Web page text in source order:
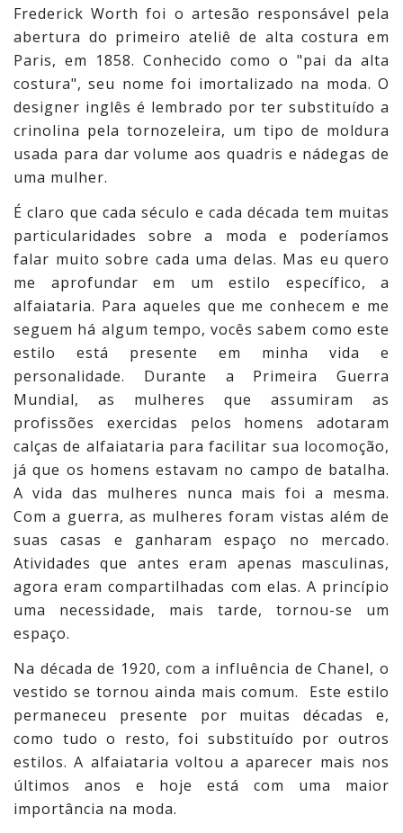
Frederick Worth foi o artesão responsável pela
abertura do primeiro ateliê de alta costura em
Paris, em 1858. Conhecido como o "pai da alta
costura", seu nome foi imortalizado na moda. O
designer inglês é lembrado por ter substituído a
crinolina pela tornozeleira, um tipo de moldura
usada para dar volume aos quadris e nádegas de
uma mulher.
É claro que cada século e cada década tem muitas
particularidades sobre a moda e poderíamos
falar muito sobre cada uma delas. Mas eu quero
me aprofundar em um estilo específico, a
alfaiataria. Para aqueles que me conhecem e me
seguem há algum tempo, vocês sabem como este
estilo está presente em minha vida e
personalidade. Durante a Primeira Guerra
Mundial, as mulheres que assumiram as
profissões exercidas pelos homens adotaram
calças de alfaiataria para facilitar sua locomoção,
já que os homens estavam no campo de batalha.
A vida das mulheres nunca mais foi a mesma.
Com a guerra, as mulheres foram vistas além de
suas casas e ganharam espaço no mercado.
Atividades que antes eram apenas masculinas,
agora eram compartilhadas com elas. A princípio
uma necessidade, mais tarde, tornou-se um
espaço.
Na década de 1920, com a influência de Chanel, o
vestido se tornou ainda mais comum. Este estilo
permaneceu presente por muitas décadas e,
como tudo o resto, foi substituído por outros
estilos. A alfaiataria voltou a aparecer mais nos
últimos anos e hoje está com uma maior
importância na moda.